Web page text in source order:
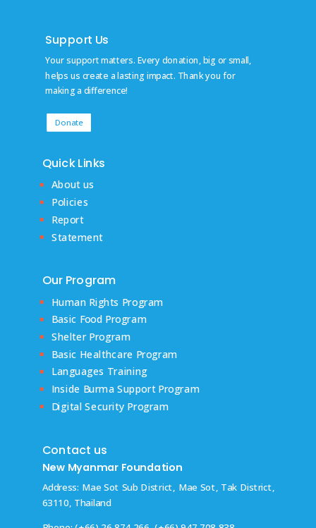
Support Us
Your support matters. Every donation, big or small,
helps us create a lasting impact. Thank you for
making a difference!
Donate
Quick Links
About us
Policies
Report
Statement
Our Program
Human Rights Program
Basic Food Program
Shelter Program
Basic Healthcare Program
Languages Training
Inside Burma Support Program
Digital Security Program
Contact us
New Myanmar Foundation
Address: Mae Sot Sub District, Mae Sot, Tak District,
63110, Thailand